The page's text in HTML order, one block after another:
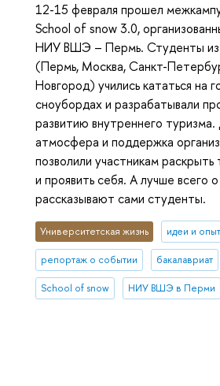
12-15 февраля прошел
School of snow 3.0,
НИУ ВШЭ – Пермь. Студенты из
(Пермь, Москва, Санкт-
Новгород) учились кататься на
сноубордах и разрабатывали
развитию внутреннего
атмосфера и поддержка
позволили участникам раскрыть
и проявить себя. А лучше всего
рассказывают сами студенты.
Университетская жизнь идеи и опыт
репортаж о событии бакалавриат
School of snow НИУ ВШЭ в Перми